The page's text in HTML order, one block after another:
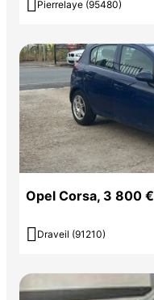
 Pierrelaye (95480)
Opel Corsa, 3 800 €
 Draveil (91210)